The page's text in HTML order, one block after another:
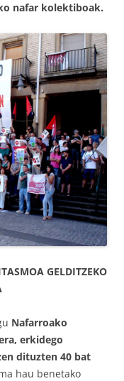
nafar kolektiboak.
GELDITZEKO
Nafarroako
erkidego
dituzten 40 bat
hau benetako